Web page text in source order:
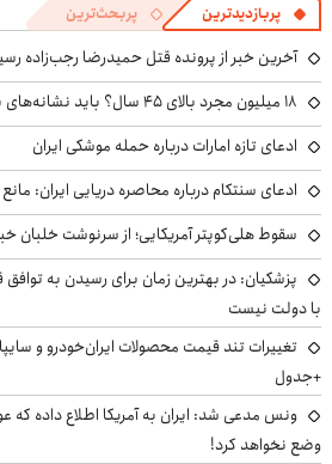
پربازدیدترین پربحث‌ترین
آخرین خبر از پرونده قتل حمیدرضا رجب‌زاده
۱۸ میلیون مجرد بالای ۴۵ سال؟ باید نشانه‌های بحران اجتماعی را جدی گرفت
ادعای تازه امارات درباره حمله موشکی ایران
ادعای سنتکام درباره محاصره دریایی ایران: مانع بیش از ۵۰
سقوط هلی‌کوپتر آمریکایی؛ از سرنوشت
پزشکیان‌: در بهترین زمان برای رسیدن به
با دولت نیست
+جدول
ونس مدعی شد: ایران به آمریکا اطلاع داده که
وضع نخواهد کرد!